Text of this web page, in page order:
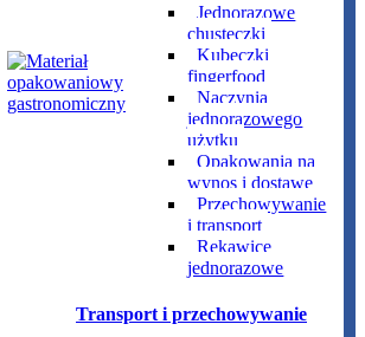
Jednorazowe
chusteczki
Kubeczki
fingerfood
Naczynia
jednorazowego
użytku
Opakowania na
wynos i dostawę
Przechowywanie
i transport
Rękawice
jednorazowe
Transport i przechowywanie